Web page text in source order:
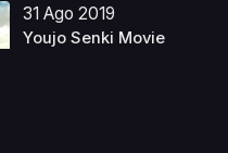
31 Ago 2019
Youjo Senki Movie